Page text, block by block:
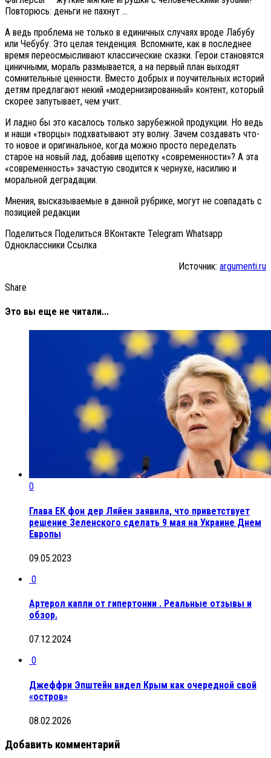
Повторюсь: деньги не пахнут …
А ведь проблема не только в единичных случаях вроде Лабубу
или Чебубу. Это целая тенденция. Вспомните, как в последнее
время переосмысливают классические сказки. Герои становятся
циничными, мораль размывается, а на первый план выходят
сомнительные ценности. Вместо добрых и поучительных историй
детям предлагают некий «модернизированный» контент, который
скорее запутывает, чем учит.
И ладно бы это касалось только зарубежной продукции. Но ведь
и наши «творцы» подхватывают эту волну. Зачем создавать что-
то новое и оригинальное, когда можно просто переделать
старое на новый лад, добавив щепотку «современности»? А эта
«современность» зачастую сводится к чернухе, насилию и
моральной деградации.
Мнения, высказываемые в данной рубрике, могут не совпадать с
позицией редакции
Поделиться Поделиться ВКонтакте Telegram Whatsapp
Одноклассники Cсылка
Источник: argumenti.ru
Share
Это вы еще не читали...
0
Глава ЕК фон дер Ляйен заявила, что приветствует
решение Зеленского сделать 9 мая на Украине Днем
Европы
09.05.2023
0
Артерол капли от гипертонии . Реальные отзывы и
обзор.
07.12.2024
0
Джеффри Эпштейн видел Крым как очередной свой
«остров»
08.02.2026
Добавить комментарий